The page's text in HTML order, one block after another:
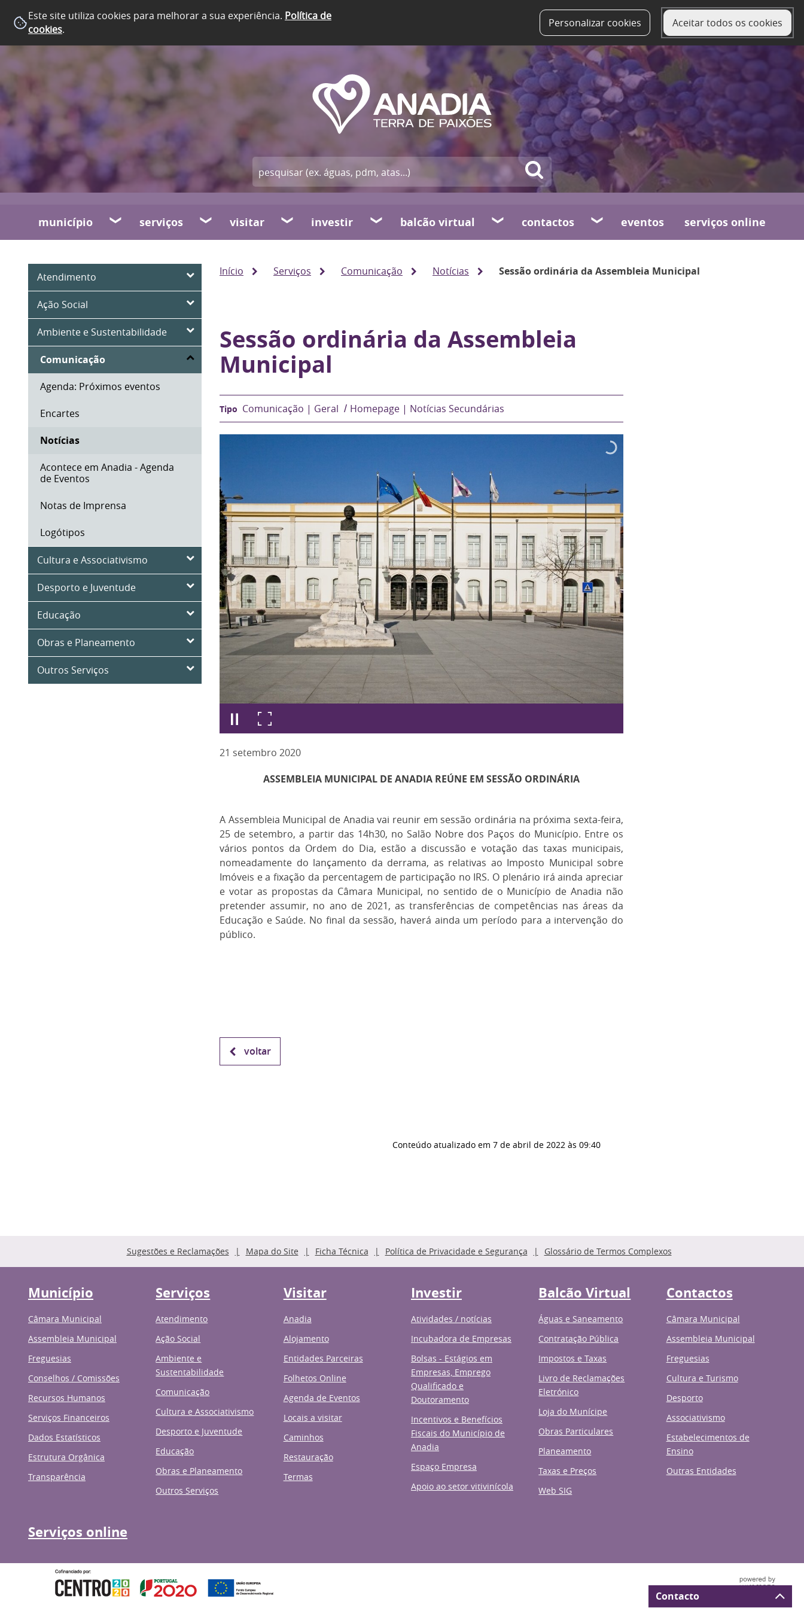
Este site utiliza cookies para melhorar a sua experiência. Política de
cookies. Personalizar cookies Aceitar todos os cookies
município serviços visitar investir balcão virtual contactos eventos serviços online
Atendimento
Ação Social
Ambiente e Sustentabilidade
Comunicação
Agenda: Próximos eventos
Encartes
Notícias
Acontece em Anadia - Agenda
de Eventos
Notas de Imprensa
Logótipos
Cultura e Associativismo
Desporto e Juventude
Educação
Obras e Planeamento
Outros Serviços
Início Serviços Comunicação Notícias Sessão ordinária da Assembleia Municipal
Sessão ordinária da Assembleia
Municipal
Comunicação | Geral Homepage | Notícias Secundárias
21 setembro 2020
ASSEMBLEIA MUNICIPAL DE ANADIA REÚNE EM SESSÃO ORDINÁRIA
A Assembleia Municipal de Anadia vai reunir em sessão ordinária na próxima sexta-feira,
25 de setembro, a partir das 14h30, no Salão Nobre dos Paços do Município. Entre os
vários pontos da Ordem do Dia, estão a discussão e votação das taxas municipais,
nomeadamente do lançamento da derrama, as relativas ao Imposto Municipal sobre
Imóveis e a fixação da percentagem de participação no IRS. O plenário irá ainda apreciar
e votar as propostas da Câmara Municipal, no sentido de o Município de Anadia não
pretender assumir, no ano de 2021, as transferências de competências nas áreas da
Educação e Saúde. No final da sessão, haverá ainda um período para a intervenção do
público.
voltar
Conteúdo atualizado em 7 de abril de 2022 às 09:40
Sugestões e Reclamações Mapa do Site Ficha Técnica Política de Privacidade e Segurança Glossário de Termos Complexos
Município
Câmara Municipal
Assembleia Municipal
Freguesias
Conselhos / Comissões
Recursos Humanos
Serviços Financeiros
Dados Estatísticos
Estrutura Orgânica
Transparência
Serviços
Atendimento
Ação Social
Ambiente e
Sustentabilidade
Comunicação
Cultura e Associativismo
Desporto e Juventude
Educação
Obras e Planeamento
Outros Serviços
Visitar
Anadia
Alojamento
Entidades Parceiras
Folhetos Online
Agenda de Eventos
Locais a visitar
Caminhos
Restauração
Termas
Investir
Atividades / notícias
Incubadora de Empresas
Bolsas - Estágios em
Empresas, Emprego
Qualificado e
Doutoramento
Incentivos e Benefícios
Fiscais do Município de
Anadia
Espaço Empresa
Apoio ao setor vitivinícola
Balcão Virtual
Águas e Saneamento
Contratação Pública
Impostos e Taxas
Livro de Reclamações
Eletrónico
Loja do Munícipe
Obras Particulares
Planeamento
Taxas e Preços
Web SIG
Contactos
Câmara Municipal
Assembleia Municipal
Freguesias
Cultura e Turismo
Desporto
Associativismo
Estabelecimentos de
Ensino
Outras Entidades
Serviços online
Contacto